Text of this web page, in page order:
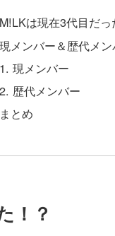
M!LKは現在3代目だっ
現メンバー＆歴代メ
現メンバー
歴代メンバー
まとめ
！？